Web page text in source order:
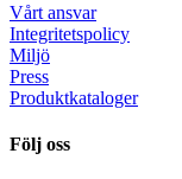
Vårt ansvar
Integritetspolicy
Miljö
Press
Produktkataloger
Följ oss